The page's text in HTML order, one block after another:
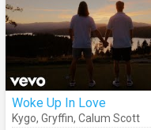
Woke Up In Love
Kygo, Gryffin, Calum Scott